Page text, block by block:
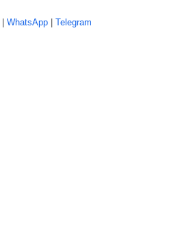
WhatsApp Telegram